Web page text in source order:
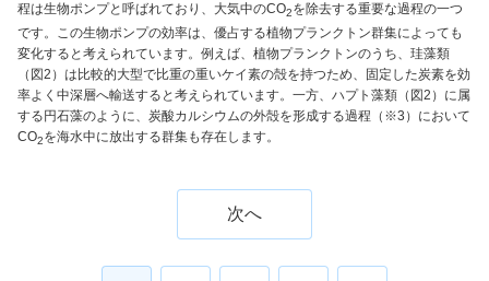
程は生物ポンプと呼ばれており、大気中のCO2を除去する重要な過程の一つ
です。この生物ポンプの効率は、優占する植物プランクトン群集によっても
変化すると考えられています。例えば、植物プランクトンのうち、珪藻類
（図2）は比較的大型で比重の重いケイ素の殻を持つため、固定した炭素を効
率よく中深層へ輸送すると考えられています。一方、ハプト藻類（図2）に属
する円石藻のように、炭酸カルシウムの外殻を形成する過程（※3）において
CO2を海水中に放出する群集も存在します。
次へ